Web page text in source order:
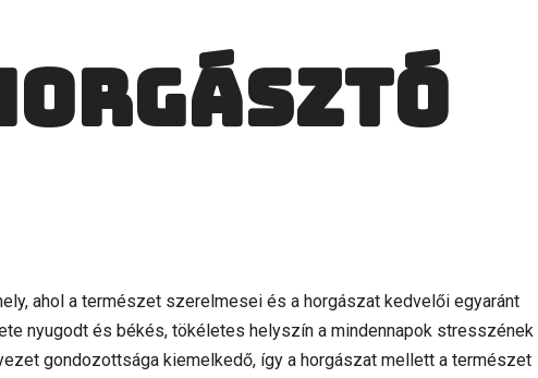
ahol a természet szerelmesei és a horgászat kedvelői egyaránt
nyugodt és békés, tökéletes helyszín a mindennapok stresszének
gondozottsága kiemelkedő, így a horgászat mellett a természet